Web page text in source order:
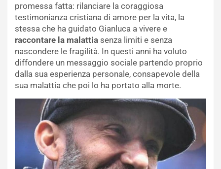
promessa fatta: rilanciare la coraggiosa
testimonianza cristiana di amore per la vita, la
stessa che ha guidato Gianluca a vivere e
raccontare la malattia senza limiti e senza
nascondere le fragilità. In questi anni ha voluto
diffondere un messaggio sociale partendo proprio
dalla sua esperienza personale, consapevole della
sua malattia che poi lo ha portato alla morte.